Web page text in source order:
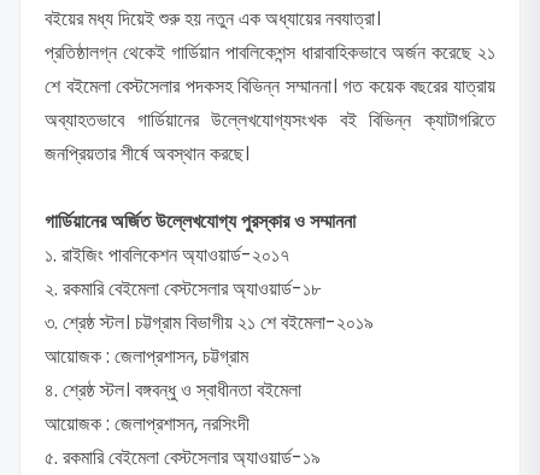
বইয়ের মধ্য দিয়েই শুরু হয় নতুন এক অধ্যায়ের নবযাত্রা।
প্রতিষ্ঠালগ্ন থেকেই গার্ডিয়ান পাবলিকেশন্স ধারাবাহিকভাবে অর্জন করেছে ২১
শে বইমেলা বেস্টসেলার পদকসহ বিভিন্ন সম্মাননা। গত কয়েক বছরের যাত্রায়
অব্যাহতভাবে গার্ডিয়ানের উল্লেখযোগ্যসংখক বই বিভিন্ন ক্যাটাগরিতে
জনপ্রিয়তার শীর্ষে অবস্থান করছে।
গার্ডিয়ানের অর্জিত উল্লেখযোগ্য পুরস্কার ও সম্মাননা
১. রাইজিং পাবলিকেশন অ্যাওয়ার্ড-২০১৭
২. রকমারি বেইমেলা বেস্টসেলার অ্যাওয়ার্ড-১৮
৩. শ্রেষ্ঠ স্টল। চট্টগ্রাম বিভাগীয় ২১ শে বইমেলা-২০১৯
আয়োজক : জেলাপ্রশাসন, চট্টগ্রাম
৪. শ্রেষ্ঠ স্টল। বঙ্গবন্ধু ও স্বাধীনতা বইমেলা
আয়োজক : জেলাপ্রশাসন, নরসিংদী
৫. রকমারি বেইমেলা বেস্টসেলার অ্যাওয়ার্ড-১৯